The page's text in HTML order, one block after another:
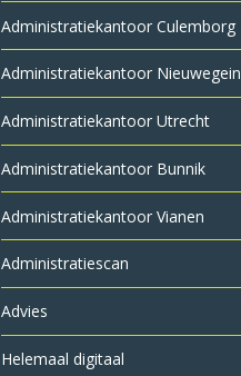
Administratie­kantoor Culemborg
Administratie­kantoor Nieuwegein
Administratie­kantoor Utrecht
Administratiekantoor Bunnik
Administratiekantoor Vianen
Administratiescan
Advies
Helemaal digitaal